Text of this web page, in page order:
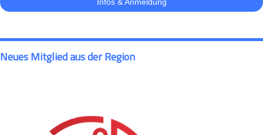
Neues Mitglied aus der Region